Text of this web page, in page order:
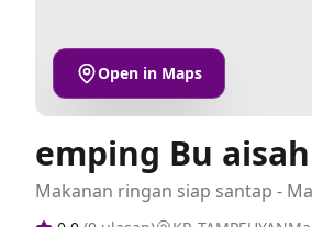
Open in Maps
emping Bu aisah
Makanan ringan siap santap -